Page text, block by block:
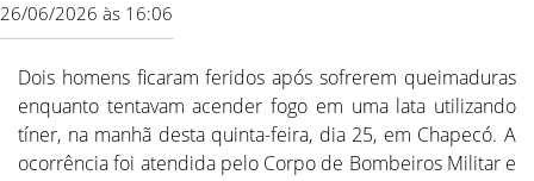
26/06/2026 às 16:06
Dois homens ficaram feridos após sofrerem queimaduras
enquanto tentavam acender fogo em uma lata utilizando
tíner, na manhã desta quinta-feira, dia 25, em Chapecó. A
ocorrência foi atendida pelo Corpo de Bombeiros Militar e